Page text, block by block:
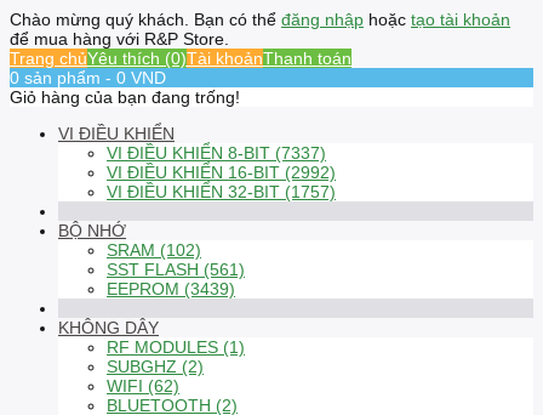
Chào mừng quý khách. Bạn có thể đăng nhập hoặc tạo tài khoản
để mua hàng với R&P Store.
Trang chủYêu thích (0)Tài khoảnThanh toán
0 sản phẩm - 0 VND
Giỏ hàng của bạn đang trống!
VI ĐIỀU KHIỂN
VI ĐIỀU KHIỂN 8-BIT (7337)
VI ĐIỀU KHIỂN 16-BIT (2992)
VI ĐIỀU KHIỂN 32-BIT (1757)
BỘ NHỚ
SRAM (102)
SST FLASH (561)
EEPROM (3439)
KHÔNG DÂY
RF MODULES (1)
SUBGHZ (2)
WIFI (62)
BLUETOOTH (2)